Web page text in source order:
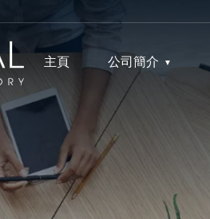
主頁 公司簡介